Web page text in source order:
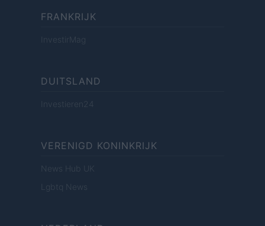
FRANKRIJK
InvestirMag
DUITSLAND
Investieren24
VERENIGD KONINKRIJK
News Hub UK
Lgbtq News